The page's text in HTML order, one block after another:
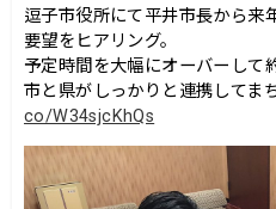
逗子市役所にて平井市長から来
要望をヒアリング。
予定時間を大幅にオーバーして
市と県がしっかりと連携してま
co/W34sjcKhQs